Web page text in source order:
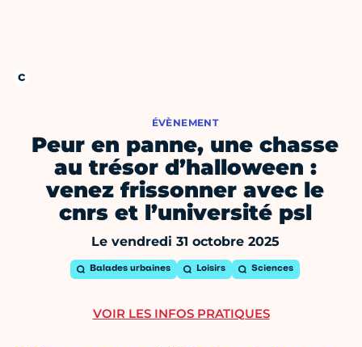
ÉVÈNEMENT
Peur en panne, une chasse
au trésor d’halloween :
venez frissonner avec le
cnrs et l’université psl
Le vendredi 31 octobre 2025
Balades urbaines Loisirs Sciences
VOIR LES INFOS PRATIQUES